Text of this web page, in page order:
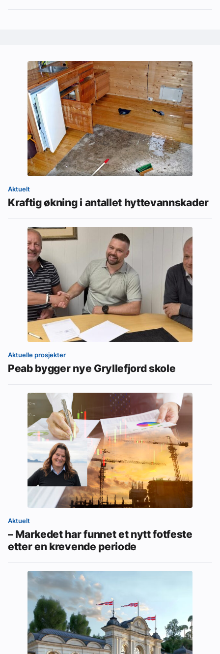
Aktuelt
Kraftig økning i antallet hyttevannskader
Aktuelle prosjekter
Peab bygger nye Gryllefjord skole
Aktuelt
– Markedet har funnet et nytt fotfeste
etter en krevende periode